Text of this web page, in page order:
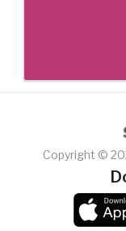
Copyright ©